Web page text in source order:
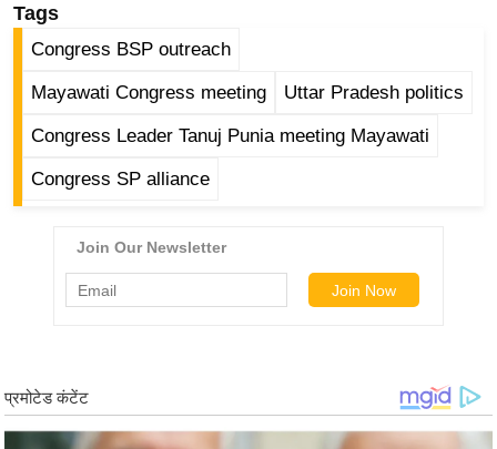
e
w
इ
फ
ब्यू
टी
Tags
Congress BSP outreach
Mayawati Congress meeting Uttar Pradesh politics
Congress Leader Tanuj Punia meeting Mayawati
Congress SP alliance